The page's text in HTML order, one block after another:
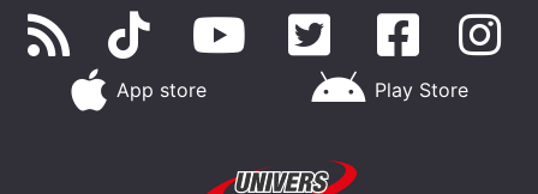
App store Play Store